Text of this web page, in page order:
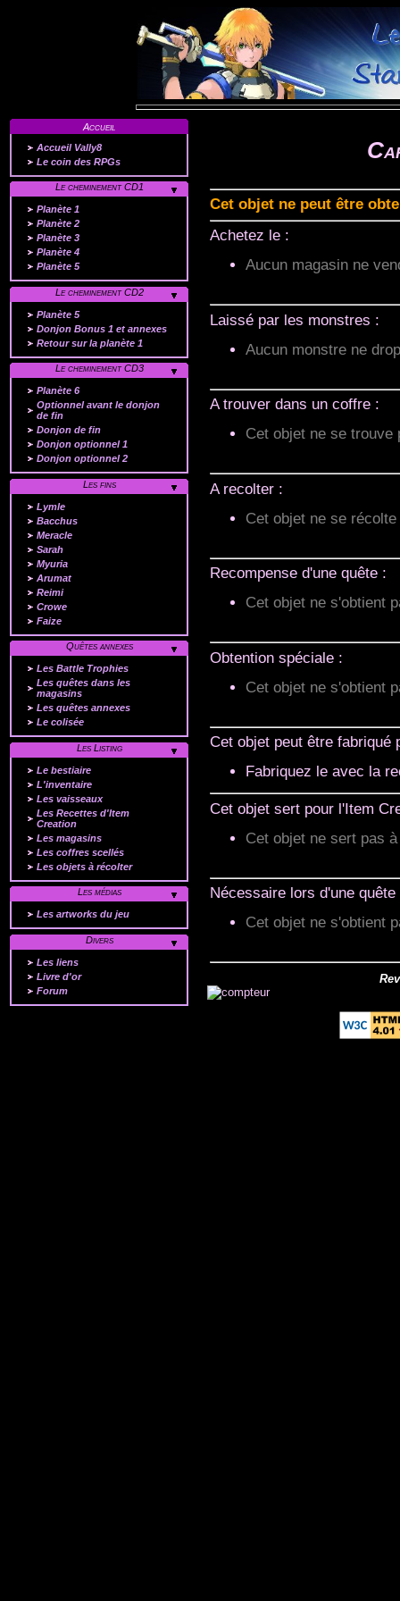
Accueil
Accueil Vally8
Le coin des RPGs
Le cheminement CD1
Planète 1
Planète 2
Planète 3
Planète 4
Planète 5
Le cheminement CD2
Planète 5
Donjon Bonus 1 et annexes
Retour sur la planète 1
Le cheminement CD3
Planète 6
Optionnel avant le donjon
de fin
Donjon de fin
Donjon optionnel 1
Donjon optionnel 2
Les fins
Lymle
Bacchus
Meracle
Sarah
Myuria
Arumat
Reimi
Crowe
Faize
Quêtes annexes
Les Battle Trophies
Les quêtes dans les
magasins
Les quêtes annexes
Le colisée
Les Listing
Le bestiaire
L'inventaire
Les vaisseaux
Les Recettes d'Item
Creation
Les magasins
Les coffres scellés
Les objets à récolter
Les médias
Les artworks du jeu
Divers
Les liens
Livre d'or
Forum
Cet objet ne peut être
Achetez le :
Aucun magasin ne
Laissé par les monstres :
Aucun monstre ne
A trouver dans un coffre :
Cet objet ne se trouve
A recolter :
Cet objet ne se
Recompense d'une quête :
Cet objet ne s'obtient
Obtention spéciale :
Cet objet ne s'obtient
Cet objet peut être fabriqué
Fabriquez le avec la
Cet objet sert pour l'Item
Cet objet ne sert pas
Nécessaire lors d'une quête
Cet objet ne s'obtient